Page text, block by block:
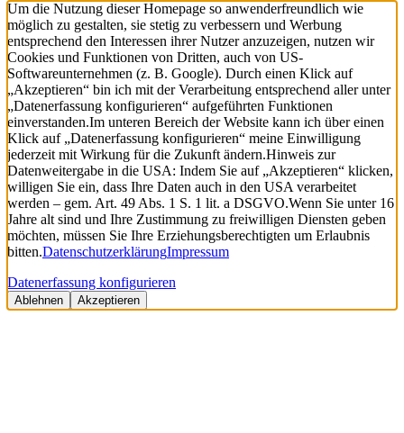
Um die Nutzung dieser Homepage so anwenderfreundlich wie
möglich zu gestalten, sie stetig zu verbessern und Werbung
entsprechend den Interessen ihrer Nutzer anzuzeigen, nutzen wir
Cookies und Funktionen von Dritten, auch von US-
Softwareunternehmen (z. B. Google). Durch einen Klick auf
„Akzeptieren“ bin ich mit der Verarbeitung entsprechend aller unter
„Datenerfassung konfigurieren“ aufgeführten Funktionen
einverstanden.Im unteren Bereich der Website kann ich über einen
Klick auf „Datenerfassung konfigurieren“ meine Einwilligung
jederzeit mit Wirkung für die Zukunft ändern.Hinweis zur
Datenweitergabe in die USA: Indem Sie auf „Akzeptieren“ klicken,
willigen Sie ein, dass Ihre Daten auch in den USA verarbeitet
werden – gem. Art. 49 Abs. 1 S. 1 lit. a DSGVO.Wenn Sie unter 16
Jahre alt sind und Ihre Zustimmung zu freiwilligen Diensten geben
möchten, müssen Sie Ihre Erziehungsberechtigten um Erlaubnis
bitten.DatenschutzerklärungImpressum
Datenerfassung konfigurieren
Ablehnen Akzeptieren